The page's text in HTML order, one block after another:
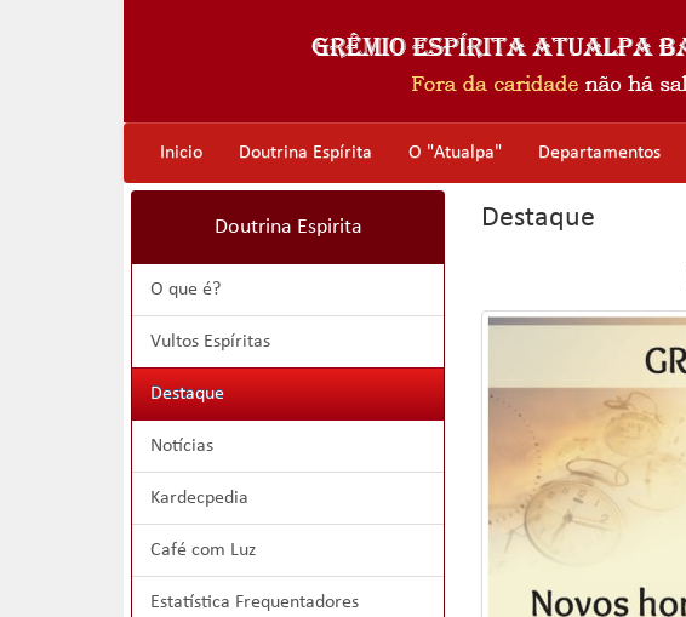
Inicio Doutrina Espírita O "Atualpa" Departamentos
Doutrina Espirita
O que é?
Vultos Espíritas
Destaque
Notícias
Kardecpedia
Café com Luz
Estatística Frequentadores
Destaque